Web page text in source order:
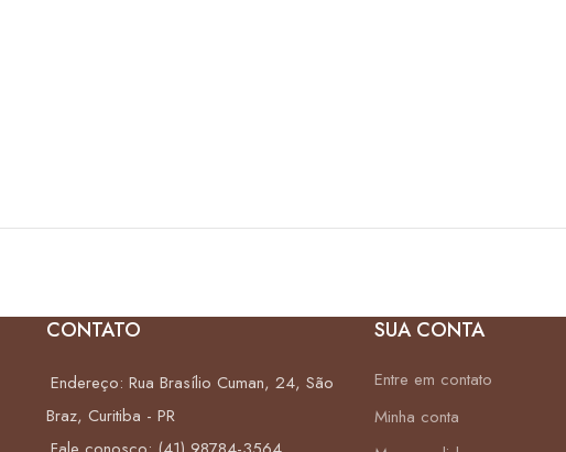
CONTATO
Endereço: Rua Brasílio Cuman, 24, São
Braz, Curitiba - PR
SUA CONTA
Entre em contato
Minha conta